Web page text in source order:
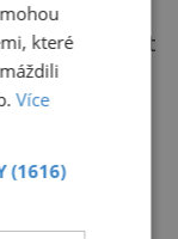
do těst
nichž se
které
Více
(1616)